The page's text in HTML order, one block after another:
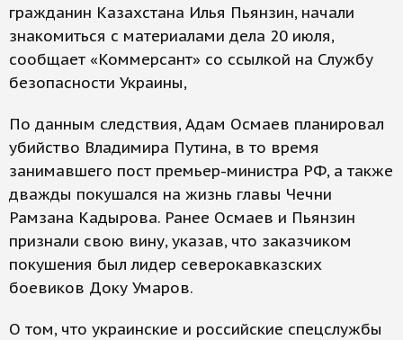
гражданин Казахстана Илья Пьянзин, начали
знакомиться с материалами дела 20 июля,
сообщает «Коммерсант» со ссылкой на Службу
безопасности Украины,
По данным следствия, Адам Осмаев планировал
убийство Владимира Путина, в то время
занимавшего пост премьер-министра РФ, а также
дважды покушался на жизнь главы Чечни
Рамзана Кадырова. Ранее Осмаев и Пьянзин
признали свою вину, указав, что заказчиком
покушения был лидер северокавказских
боевиков Доку Умаров.
О том, что украинские и российские спецслужбы